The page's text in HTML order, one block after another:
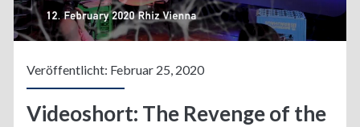
Veröffentlicht: Februar 25, 2020
Videoshort: The Revenge of the